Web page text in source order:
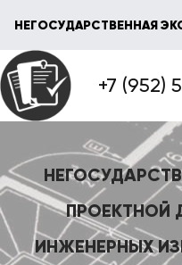
НЕГОСУДАРСТВЕННАЯ
+7 (952)
ПРОЕКТНОЙ
ИНЖЕНЕРНЫХ